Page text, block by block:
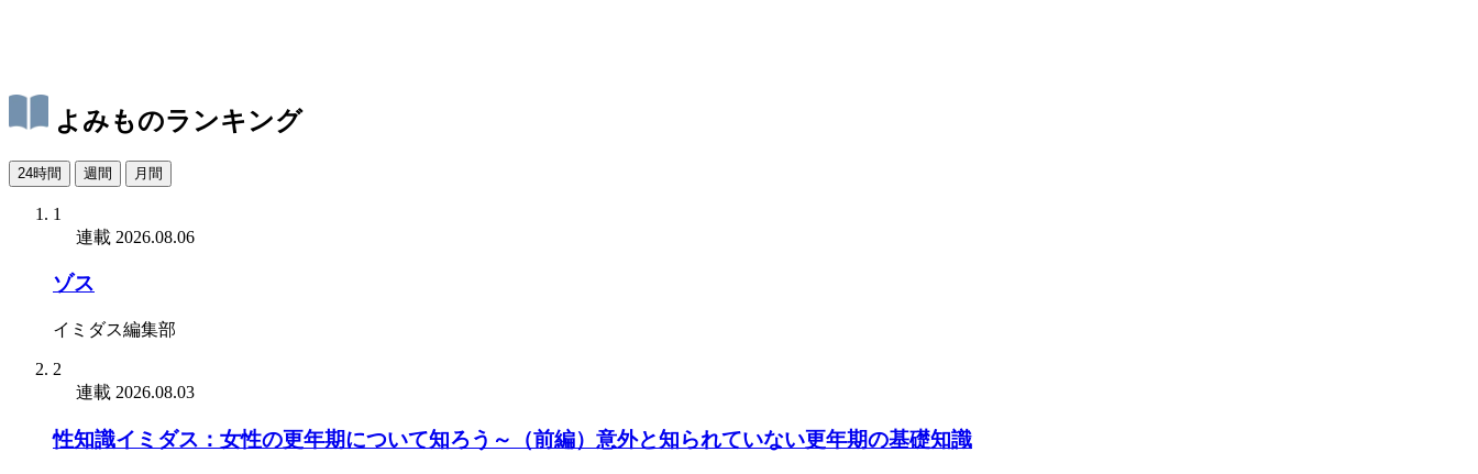
よみものランキング
24時間 週間 月間
1
連載 2026.08.06
ゾス
イミダス編集部
2
連載 2026.08.03
性知識イミダス：女性の更年期について知ろう～（前編）意外と知られていない更年期の基礎知識